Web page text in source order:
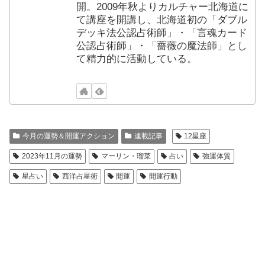
開。2009年秋よりカルチャー北海道に
て講座を開講し、北海道初の「ダブル
デッキ法公認占術師」・「言魂カード
公認占術師」・「薔薇の魔法師」とし
て精力的に活動している。
今月の運勢＆開運アクション 連載記事 12星座
2023年11月の運勢 マーリン・瑠菜 占い 強運体質
星占い 西洋占星術 開運 開運行動